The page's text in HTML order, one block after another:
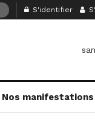
S'identifier
Nos manifestations